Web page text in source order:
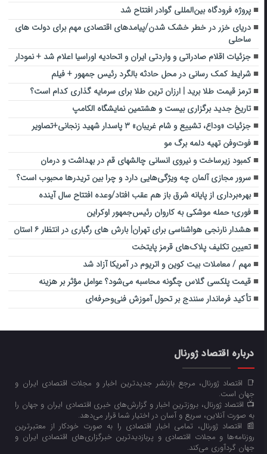
پروژه فرودگاه بین‌المللی گوادر افتتاح شد
دریای خزر در خطر خشک شدن/پیامدهای اقتصادی مهم برای دولت های
ساحلی
جزئیات اقلام صادراتی و واردتی ایران و اتحادیه اوراسیا اعلام شد + نمودار
شرایط کمک رسانی در محل حادثه بالگرد رئیس جمهور + فیلم
ترمز قیمت طلا برید | ارزان‌ ترین طلا برای سرمایه‌ گذاری کدام است؟
تاریخ جدید برگزاری بیست‌ و هشتمین نمایشگاه الکامپ
جزئیات «وداع، تشییع و شام غریبان» ۳ پاسدار شهید زنجانی+تصاویر
فوت‌وفن تهیه دلمه برگ مو
کمبود زیرساخت و نیروی انسانی چالشهای قم در بهداشت و درمان
سرور مجازی آلمان چه ویژگی‌هایی دارد و چرا بین تریدرها محبوب است؟
بهره‌برداری از پایانه شرق باز هم عقب افتاد/وعده افتتاح سال آینده
فوری؛ حمله موشکی به کاروان رئیس‌جمهور اوکراین
هشدار نارنجی هواشناسی برای تهران| بارش های رگباری در انتظار ۶ استان
تعیین تکلیف پلاک‌های قرمز پایتخت
مهم / معاملات بیت کوین و اتریوم در آمریکا آزاد شد
قیمت پلکسی گلاس چگونه محاسبه می‌شود؟ عوامل مؤثر بر هزینه
تأکید فرماندار سنندج بر تحول آموزش فنی‌وحرفه‌ای
درباره اقتصاد ژورنال
📑 اقتصاد ژورنال، مرجع بازنشر جدیدترین اخبار و مجلات اقتصادی ایران و
جهان است.
📺 اقتصاد ژورنال، بروزترین اخبار و گزارش‌های خبری اقتصادی ایران و جهان را
به صورت آنلاین، سریع و آسان در اختیار شما قرار می‌‌دهد.
📰 اقتصاد ژورنال، تمامی اخبار اقتصادی را به صورت خودکار از معتبرترین
روزنامه‌ها و مجلات اقتصادی و پربازدیدترین خبرگزاری‌های اقتصادی ایران و
جهان گردآوری می‌کند.